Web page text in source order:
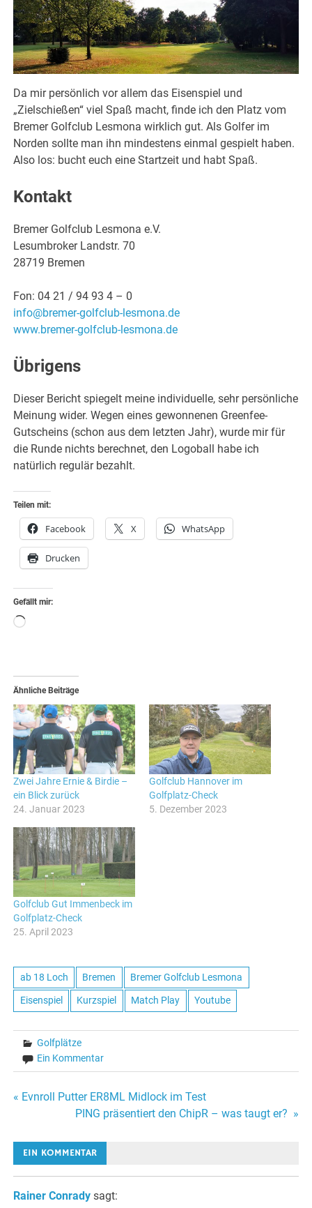
Da mir persönlich vor allem das Eisenspiel und
„Zielschießen“ viel Spaß macht, finde ich den Platz vom
Bremer Golfclub Lesmona wirklich gut. Als Golfer im
Norden sollte man ihn mindestens einmal gespielt haben.
Also los: bucht euch eine Startzeit und habt Spaß.
Kontakt
Bremer Golfclub Lesmona e.V.
Lesumbroker Landstr. 70
28719 Bremen
Fon: 04 21 / 94 93 4 – 0
info@bremer-golfclub-lesmona.de
www.bremer-golfclub-lesmona.de
Übrigens
Dieser Bericht spiegelt meine individuelle, sehr persönliche
Meinung wider. Wegen eines gewonnenen Greenfee-
Gutscheins (schon aus dem letzten Jahr), wurde mir für
die Runde nichts berechnet, den Logoball habe ich
natürlich regulär bezahlt.
Teilen mit:
Facebook X WhatsApp
Drucken
Gefällt mir:
Wird
Ähnliche Beiträge
Zwei Jahre Ernie & Birdie –
ein Blick zurück
24. Januar 2023
Golfclub Hannover im
Golfplatz-Check
5. Dezember 2023
Golfclub Gut Immenbeck im
Golfplatz-Check
25. April 2023
ab 18 Loch Bremen Bremer Golfclub Lesmona
Eisenspiel Kurzspiel Match Play Youtube
Golfplätze
Ein Kommentar
Beitragsnavigation
« Evnroll Putter ER8ML Midlock im Test
PING präsentiert den ChipR – was taugt er? »
EIN KOMMENTAR
Rainer Conrady sagt: